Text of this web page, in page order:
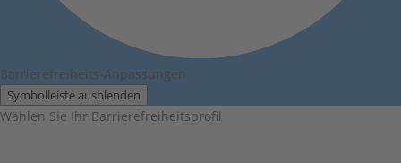
Barrierefreiheits-Anpassungen
Symbolleiste ausblenden
Wählen Sie Ihr Barrierefreiheitsprofil